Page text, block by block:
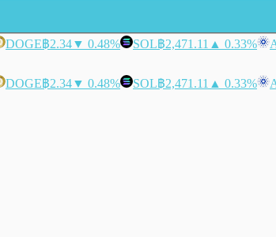
DOGE฿2.34▼ 0.48% SOL฿2,471.11 ▲ 0.33%
DOGE฿2.34▼ 0.48% SOL฿2,471.11 ▲ 0.33%